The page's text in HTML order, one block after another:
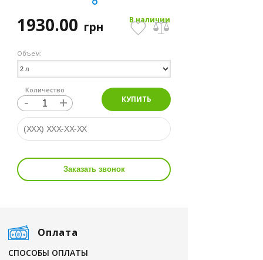
В наличии
1930.00 грн
Объем:
Количество
- + КУПИТЬ
Заказать звонок
Оплата
СПОСОБЫ ОПЛАТЫ